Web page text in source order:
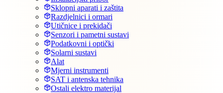
Sklopni aparati i zaštita
Razdjelnici i ormari
Utičnice i prekidači
Senzori i pametni sustavi
Podatkovni i optički
Solarni sustavi
Alat
Mjerni instrumenti
SAT i antenska tehnika
Ostali elektro materijal